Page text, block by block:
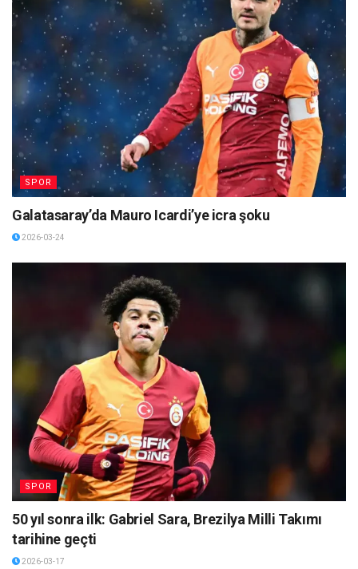
SPOR
Galatasaray’da Mauro Icardi’ye icra şoku
2026-03-24
SPOR
50 yıl sonra ilk: Gabriel Sara, Brezilya Milli Takımı
tarihine geçti
2026-03-17